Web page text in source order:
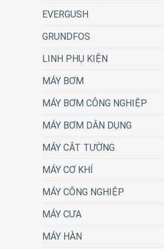
EVERGUSH
GRUNDFOS
LINH PHỤ KIỆN
MÁY BƠM
MÁY BƠM CÔNG NGHIỆP
MÁY BƠM DÂN DỤNG
MÁY CẮT TƯỜNG
MÁY CƠ KHÍ
MÁY CÔNG NGHIỆP
MÁY CƯA
MÁY HÀN